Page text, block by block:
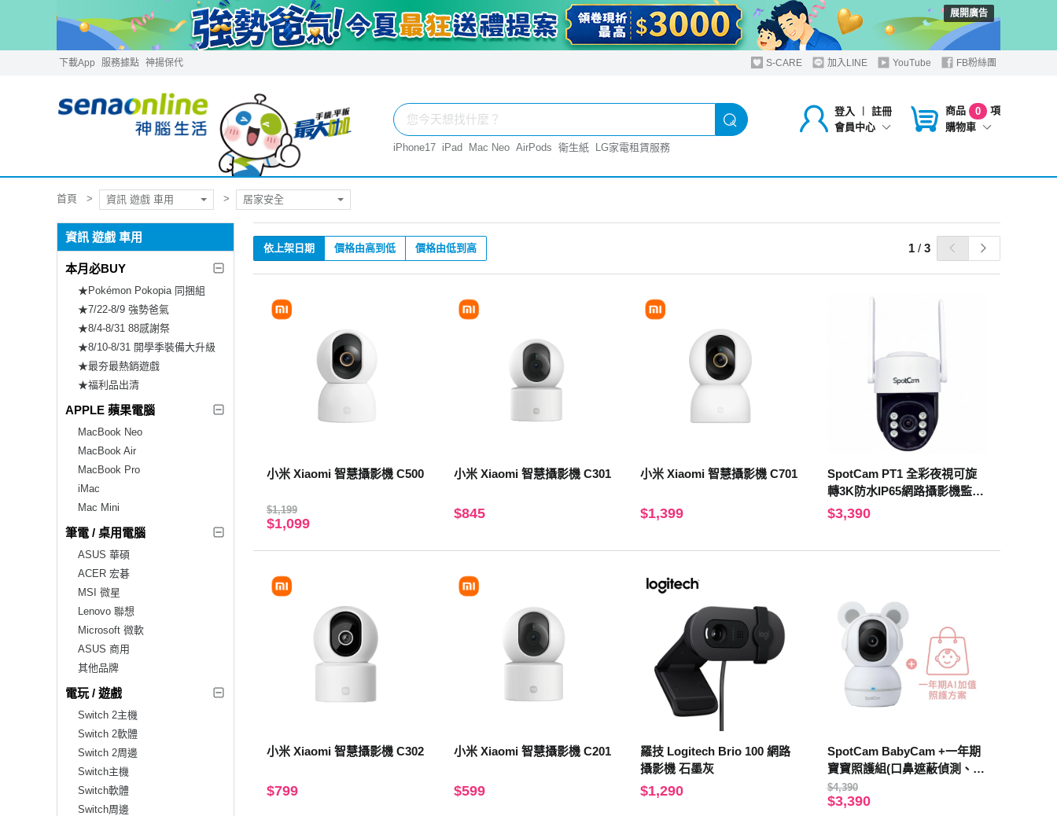
展開廣告
下載App 服務據點 神揚保代 S-CARE 加入LINE YouTube FB粉絲團
登入 ︱
註冊
會員中心
商品 0
項
購物車
iPhone17 iPad Mac Neo AirPods 衛生紙 LG家電租賃服務
首頁 資訊 遊戲 車用 居家安全
資訊 遊戲 車用
本月必BUY
★Pokémon Pokopia 同捆組
★7/22-8/9 強勢爸氣
★8/4-8/31 88感謝祭
★8/10-8/31 開學季裝備大升級
★最夯最熱銷遊戲
★福利品出清
APPLE 蘋果電腦
MacBook Neo
MacBook Air
MacBook Pro
iMac
Mac Mini
筆電 / 桌用電腦
ASUS 華碩
ACER 宏碁
MSI 微星
Lenovo 聯想
Microsoft 微軟
ASUS 商用
其他品牌
電玩 / 遊戲
Switch 2主機
Switch 2軟體
Switch 2周邊
Switch主機
Switch軟體
Switch周邊
依上架日期 價格由高到低 價格由低到高 1 / 3
小米 Xiaomi 智慧攝影機 C500
$1,199
$1,099
小米 Xiaomi 智慧攝影機 C301
$845
小米 Xiaomi 智慧攝影機 C701
$1,399
SpotCam PT1 全彩夜視可旋
轉3K防水IP65網路攝影機監視
器
$3,390
小米 Xiaomi 智慧攝影機 C302
$799
小米 Xiaomi 智慧攝影機 C201
$599
羅技 Logitech Brio 100 網路
攝影機 石墨灰
$1,290
SpotCam BabyCam +一年期
寶寶照護組(口鼻遮蔽偵測、哭
聲偵測、寶寶時光屋)
$4,390
$3,390